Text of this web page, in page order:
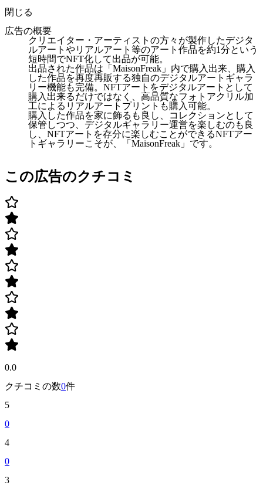
閉じる
広告の概要
クリエイター・アーティストの方々が製作したデジタ
ルアートやリアルアート等のアート作品を約1分という
短時間でNFT化して出品が可能。
出品された作品は「MaisonFreak」内で購入出来、購入
した作品を再度再販する独自のデジタルアートギャラ
リー機能も完備。NFTアートをデジタルアートとして
購入出来るだけではなく、高品質なフォトアクリル加
工によるリアルアートプリントも購入可能。
購入した作品を家に飾るも良し、コレクションとして
保管しつつ、デジタルギャラリー運営を楽しむのも良
し、NFTアートを存分に楽しむことができるNFTアー
トギャラリーこそが、「MaisonFreak」です。
この広告のクチコミ
0.0
クチコミの数0件
5
0
4
0
3